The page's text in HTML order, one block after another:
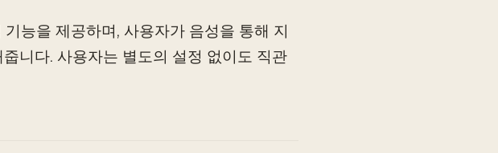
능을 제공하며, 사용자가 음성을 통해 지
니다. 사용자는 별도의 설정 없이도 직관